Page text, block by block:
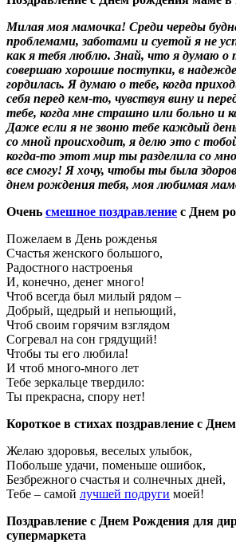
Милая моя мамочка! Среди череды
проблемами, заботами и суетой я не
как я тебя люблю. Знай, что я думаю о
совершаю хорошие поступки, в
гордилась. Я думаю о тебе, когда
себя перед кем-то, чувствуя вину и
тебе, когда мне страшно или больно и
Даже если я не звоню тебе каждый
со мной происходит, я делю это с
когда-то этот мир ты разделила со
все смогу! Я хочу, чтобы ты была
днем рождения тебя, моя любимая
Очень смешное поздравление с Днем
Пожелаем в День рожденья
Счастья женского большого,
Радостного настроенья
И, конечно, денег много!
Чтоб всегда был милый рядом –
Добрый, щедрый и непьющий,
Чтоб своим горячим взглядом
Согревал на сон грядущий!
Чтобы ты его любила!
И чтоб много-много лет
Тебе зеркальце твердило:
Ты прекрасна, спору нет!
Короткое в стихах поздравление с
Желаю здоровья, веселых улыбок,
Побольше удачи, поменьше ошибок,
Безбрежного счастья и солнечных дней,
Тебе – самой лучшей подруги моей!
Поздравление с Днем Рождения для
супермаркета